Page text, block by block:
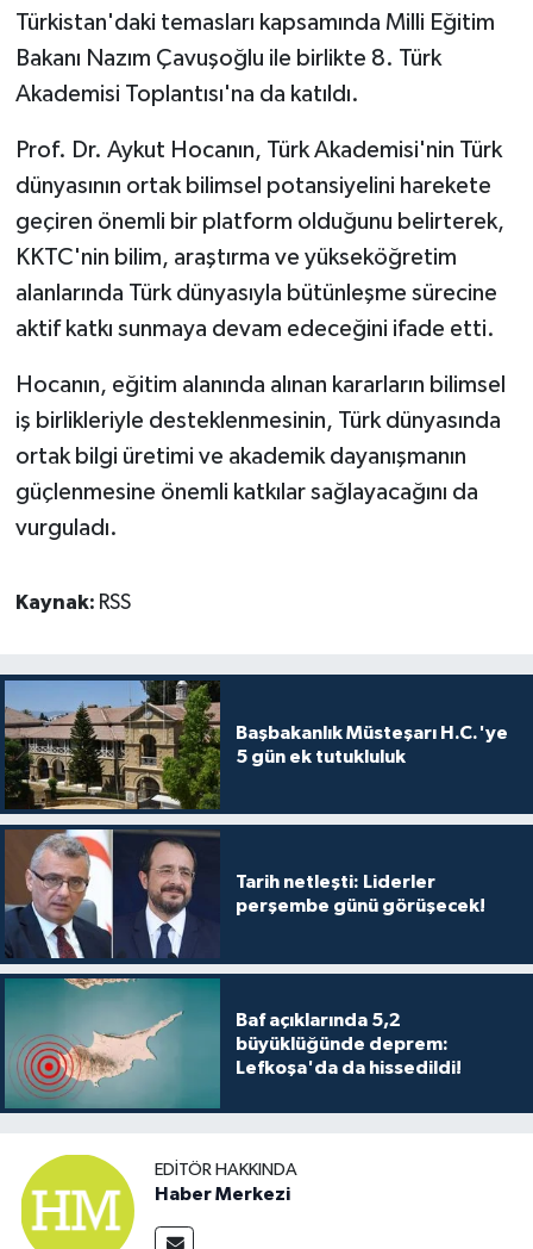
Türkistan'daki temasları kapsamında Milli Eğitim
Bakanı Nazım Çavuşoğlu ile birlikte 8. Türk
Akademisi Toplantısı'na da katıldı.
Prof. Dr. Aykut Hocanın, Türk Akademisi'nin Türk
dünyasının ortak bilimsel potansiyelini harekete
geçiren önemli bir platform olduğunu belirterek,
KKTC'nin bilim, araştırma ve yükseköğretim
alanlarında Türk dünyasıyla bütünleşme sürecine
aktif katkı sunmaya devam edeceğini ifade etti.
Hocanın, eğitim alanında alınan kararların bilimsel
iş birlikleriyle desteklenmesinin, Türk dünyasında
ortak bilgi üretimi ve akademik dayanışmanın
güçlenmesine önemli katkılar sağlayacağını da
vurguladı.
Kaynak: RSS
Başbakanlık Müsteşarı H.C.'ye
5 gün ek tutukluluk
Tarih netleşti: Liderler
perşembe günü görüşecek!
Baf açıklarında 5,2
büyüklüğünde deprem:
Lefkoşa'da da hissedildi!
EDITÖR HAKKINDA
Haber Merkezi